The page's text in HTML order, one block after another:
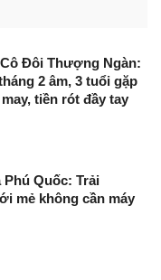
Đôi Thượng Ngàn:
2 âm, 3 tuổi gặp
tiền rót đầy tay
Phú Quốc: Trải
mẻ không cần máy